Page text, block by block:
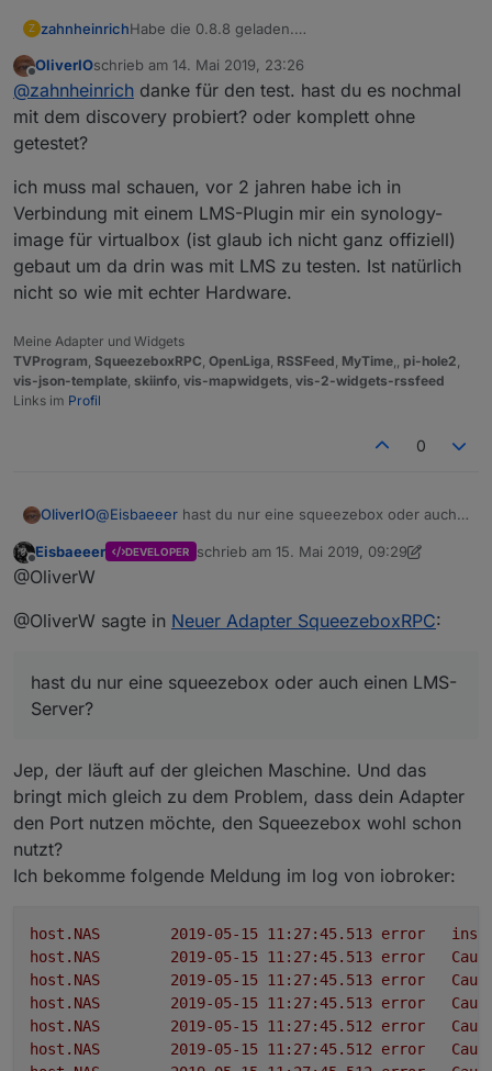
Z zahnheinrichHabe die 0.8.8 geladen.
Ein echter Fortschritt zum bisherigen Media
Server Adapter.
Vielen Dank dafür!
Offline
OliverIOschrieb am 14. Mai 2019, 23:26
zuletzt editiert von
@zahnheinrich danke für den test. hast du es nochmal
mit dem discovery probiert? oder komplett ohne
getestet?
ich muss mal schauen, vor 2 jahren habe ich in
Verbindung mit einem LMS-Plugin mir ein synology-
image für virtualbox (ist glaub ich nicht ganz offiziell)
gebaut um da drin was mit LMS zu testen. Ist natürlich
nicht so wie mit echter Hardware.
Meine Adapter und Widgets
TVProgram, SqueezeboxRPC, OpenLiga, RSSFeed, MyTime,, pi-hole2,
vis-json-template, skiinfo, vis-mapwidgets, vis-2-widgets-rssfeed
Links im Profil
0
OliverIO@Eisbaeeer hast du nur eine squeezebox oder auch
Die squeezeboxen gehen auch ohne Server zu
Der Adapter steuert nur den LMS-Server zuhause.
Standard-Widgets verbaut.
Die Playbuttons sind die On/Off-Buttonsaus
aus meinem Artwork-State befüttert, was sich
passend zur Station oder Album entsprechend
ändert
Datum und Zeit ist SimpleClock und SimpleDate
und die Playerauswahl zu bauen
Offline
Eisbaeeer DEVELOPER schrieb am 15. Mai 2019, 09:29
zuletzt editiert von Eisbaeeer
@OliverW
@OliverW sagte in Neuer Adapter SqueezeboxRPC:
hast du nur eine squeezebox oder auch einen LMS-
Server?
Jep, der läuft auf der gleichen Maschine. Und das
bringt mich gleich zu dem Problem, dass dein Adapter
den Port nutzen möchte, den Squeezebox wohl schon
nutzt?
Ich bekomme folgende Meldung im log von iobroker:
host.NAS error
host.NAS
error
host.NAS
error
host.NAS
error
host.NAS
error
host.NAS
error